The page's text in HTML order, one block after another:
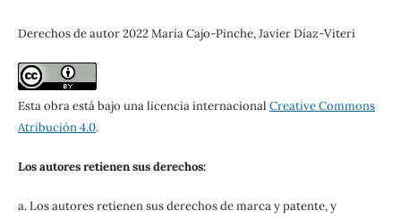
Derechos de autor 2022 María Cajo-Pinche, Javier Díaz-Viteri
Esta obra está bajo una licencia internacional Creative Commons
Atribución 4.0.
Los autores retienen sus derechos:
a. Los autores retienen sus derechos de marca y patente, y